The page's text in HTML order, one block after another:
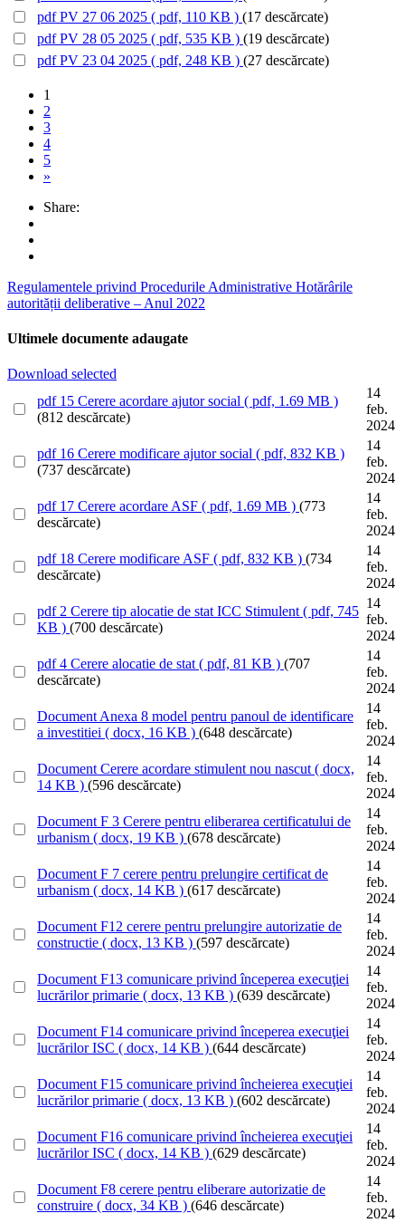
pdf PV 27 06 2025 ( pdf, 110 KB ) (17 descărcate)
pdf PV 28 05 2025 ( pdf, 535 KB ) (19 descărcate)
pdf PV 23 04 2025 ( pdf, 248 KB ) (27 descărcate)
1
2
3
4
5
»
Share:
Regulamentele privind Procedurile Administrative Hotărârile
autorității deliberative – Anul 2022
Ultimele documente adaugate
Download selected
pdf 15 Cerere acordare ajutor social ( pdf, 1.69 MB )
(812 descărcate)
14
feb.
2024
pdf 16 Cerere modificare ajutor social ( pdf, 832 KB )
(737 descărcate)
14
feb.
2024
pdf 17 Cerere acordare ASF ( pdf, 1.69 MB ) (773
descărcate)
14
feb.
2024
pdf 18 Cerere modificare ASF ( pdf, 832 KB ) (734
descărcate)
14
feb.
2024
pdf 2 Cerere tip alocatie de stat ICC Stimulent ( pdf, 745
KB ) (700 descărcate)
14
feb.
2024
pdf 4 Cerere alocatie de stat ( pdf, 81 KB ) (707
descărcate)
14
feb.
2024
Document Anexa 8 model pentru panoul de identificare
a investitiei ( docx, 16 KB ) (648 descărcate)
14
feb.
2024
Document Cerere acordare stimulent nou nascut ( docx,
14 KB ) (596 descărcate)
14
feb.
2024
Document F 3 Cerere pentru eliberarea certificatului de
urbanism ( docx, 19 KB ) (678 descărcate)
14
feb.
2024
Document F 7 cerere pentru prelungire certificat de
urbanism ( docx, 14 KB ) (617 descărcate)
14
feb.
2024
Document F12 cerere pentru prelungire autorizatie de
constructie ( docx, 13 KB ) (597 descărcate)
14
feb.
2024
Document F13 comunicare privind începerea execuţiei
lucrărilor primarie ( docx, 13 KB ) (639 descărcate)
14
feb.
2024
Document F14 comunicare privind începerea execuţiei
lucrărilor ISC ( docx, 14 KB ) (644 descărcate)
14
feb.
2024
Document F15 comunicare privind încheierea execuţiei
lucrărilor primarie ( docx, 13 KB ) (602 descărcate)
14
feb.
2024
Document F16 comunicare privind încheierea execuţiei
lucrărilor ISC ( docx, 14 KB ) (629 descărcate)
14
feb.
2024
Document F8 cerere pentru eliberare autorizatie de
construire ( docx, 34 KB ) (646 descărcate)
14
feb.
2024